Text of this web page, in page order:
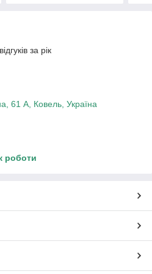
за рік
61 А, Ковель, Україна
роботи